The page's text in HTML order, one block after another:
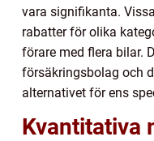
vara signifikanta.
rabatter för olika
förare med flera bilar.
försäkringsbolag och
alternativet för ens
Kvantitativa